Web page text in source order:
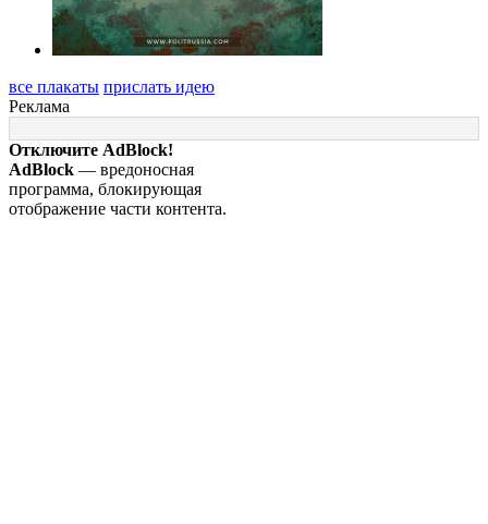
все плакаты прислать идею
Реклама
Отключите AdBlock!
AdBlock — вредоносная
программа, блокирующая
отображение части контента.